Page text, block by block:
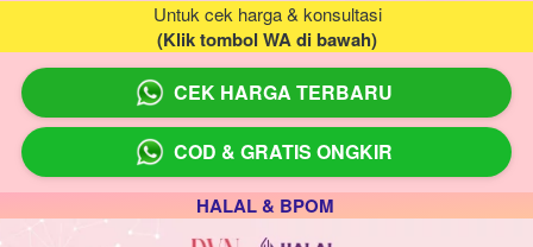
Untuk cek harga & konsultasi
(Klik tombol WA di bawah)
` CEK HARGA TERBARU
` COD & GRATIS ONGKIR
HALAL & BPOM